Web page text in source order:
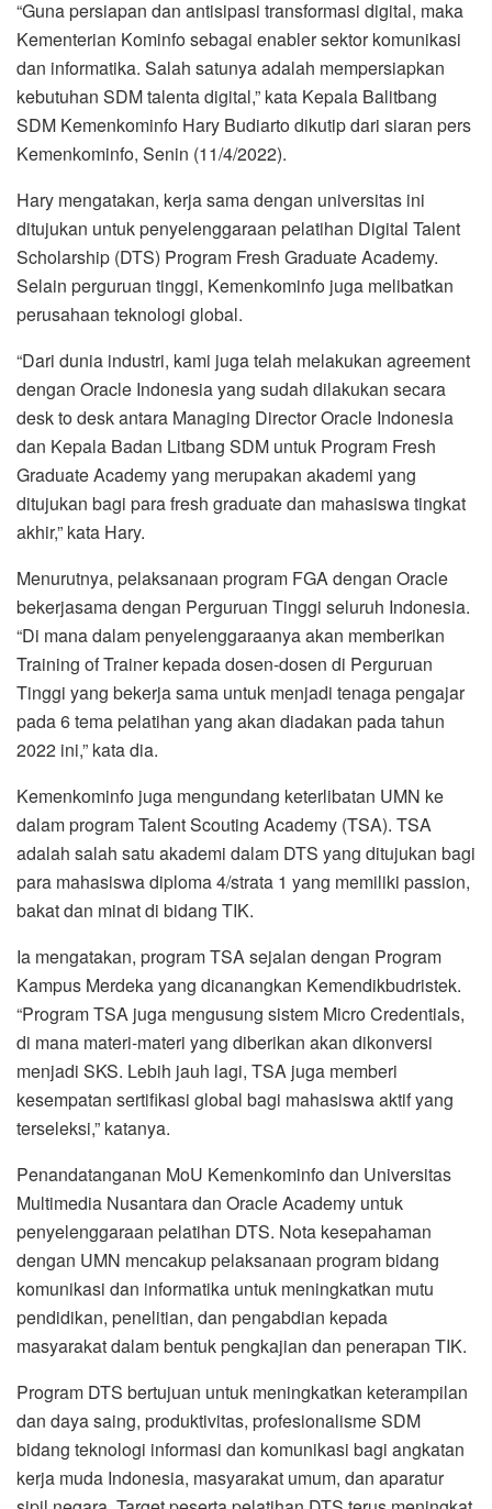
“Guna persiapan dan antisipasi transformasi digital, maka
Kementerian Kominfo sebagai enabler sektor komunikasi
dan informatika. Salah satunya adalah mempersiapkan
kebutuhan SDM talenta digital,” kata Kepala Balitbang
SDM Kemenkominfo Hary Budiarto dikutip dari siaran pers
Kemenkominfo, Senin (11/4/2022).
Hary mengatakan, kerja sama dengan universitas ini
ditujukan untuk penyelenggaraan pelatihan Digital Talent
Scholarship (DTS) Program Fresh Graduate Academy.
Selain perguruan tinggi, Kemenkominfo juga melibatkan
perusahaan teknologi global.
“Dari dunia industri, kami juga telah melakukan agreement
dengan Oracle Indonesia yang sudah dilakukan secara
desk to desk antara Managing Director Oracle Indonesia
dan Kepala Badan Litbang SDM untuk Program Fresh
Graduate Academy yang merupakan akademi yang
ditujukan bagi para fresh graduate dan mahasiswa tingkat
akhir,” kata Hary.
Menurutnya, pelaksanaan program FGA dengan Oracle
bekerjasama dengan Perguruan Tinggi seluruh Indonesia.
“Di mana dalam penyelenggaraanya akan memberikan
Training of Trainer kepada dosen-dosen di Perguruan
Tinggi yang bekerja sama untuk menjadi tenaga pengajar
pada 6 tema pelatihan yang akan diadakan pada tahun
2022 ini,” kata dia.
Kemenkominfo juga mengundang keterlibatan UMN ke
dalam program Talent Scouting Academy (TSA). TSA
adalah salah satu akademi dalam DTS yang ditujukan bagi
para mahasiswa diploma 4/strata 1 yang memiliki passion,
bakat dan minat di bidang TIK.
Ia mengatakan, program TSA sejalan dengan Program
Kampus Merdeka yang dicanangkan Kemendikbudristek.
“Program TSA juga mengusung sistem Micro Credentials,
di mana materi-materi yang diberikan akan dikonversi
menjadi SKS. Lebih jauh lagi, TSA juga memberi
kesempatan sertifikasi global bagi mahasiswa aktif yang
terseleksi,” katanya.
Penandatanganan MoU Kemenkominfo dan Universitas
Multimedia Nusantara dan Oracle Academy untuk
penyelenggaraan pelatihan DTS. Nota kesepahaman
dengan UMN mencakup pelaksanaan program bidang
komunikasi dan informatika untuk meningkatkan mutu
pendidikan, penelitian, dan pengabdian kepada
masyarakat dalam bentuk pengkajian dan penerapan TIK.
Program DTS bertujuan untuk meningkatkan keterampilan
dan daya saing, produktivitas, profesionalisme SDM
bidang teknologi informasi dan komunikasi bagi angkatan
kerja muda Indonesia, masyarakat umum, dan aparatur